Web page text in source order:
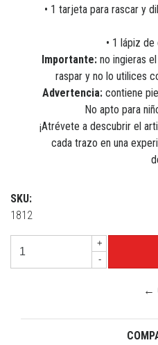
• 1 tarjeta para rascar y
• 1 lápiz
Importante:no ingieras
raspar y no lo utilices
Advertencia: contiene
No apto para
¡Atrévete a descubrir el
cada trazo en una
SKU:
1812
+
-
←